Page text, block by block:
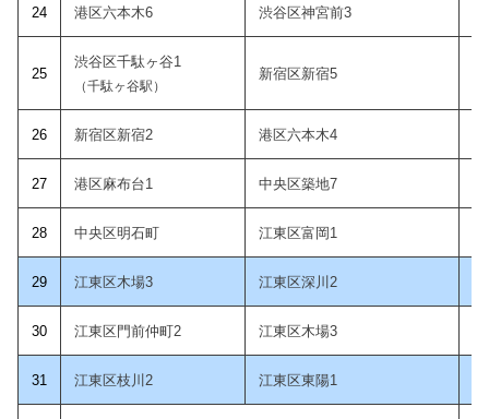
24 港区六本木6 渋谷区神宮前3
25
渋谷区千駄ヶ谷1
（千駄ヶ谷駅）
新宿区新宿5
26 新宿区新宿2 港区六本木4
27 港区麻布台1 中央区築地7
28 中央区明石町 江東区富岡1
29 江東区木場3 江東区深川2
30 江東区門前仲町2 江東区木場3
31 江東区枝川2 江東区東陽1